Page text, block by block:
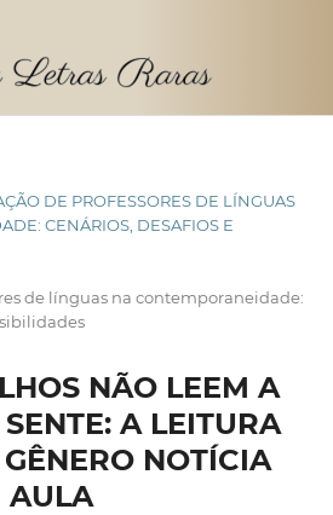
DE PROFESSORES DE LÍNGUAS
CENÁRIOS, DESAFIOS E
de línguas na contemporaneidade:
NÃO LEEM A
A LEITURA
NOTÍCIA
AULA